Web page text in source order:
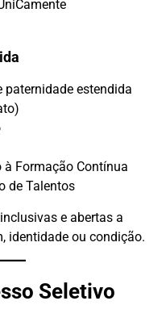
paternidade estendida
à Formação Contínua
de Talentos
e abertas a
identidade ou condição.
Seletivo